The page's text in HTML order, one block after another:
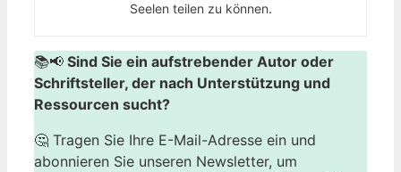
Seelen teilen zu können.
📚📢 Sind Sie ein aufstrebender Autor oder
Schriftsteller, der nach Unterstützung und
Ressourcen sucht?
🤔 Tragen Sie Ihre E-Mail-Adresse ein und
abonnieren Sie unseren Newsletter, um